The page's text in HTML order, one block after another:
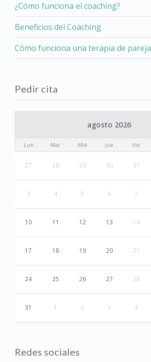
¿Cómo funciona el coaching?
Beneficios del Coaching
Cómo funciona una terapia de pareja
Pedir cita
agosto 2026
Lun Mar Mié Jue Vie
27 28 29 30 31
3 4 5 6 7
10 11 12 13 14
17 18 19 20 21
24 25 26 27 28
31 1 2 3 4
Redes sociales